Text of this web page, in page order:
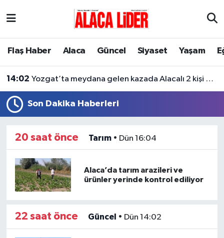
Flaş Haber Alaca Güncel Siyaset Yaşam
14:02 Yozgat’ta meydana gelen kazada Alacalı 2 kişi hayatını kaybetti
Son Dakika Haberleri
20 saat önce Tarım• Dün 16:04
Alaca’da tarım arazileri ve
ürünler yerinde kontrol ediliyor
22 saat önce Güncel • Dün 14:02
Çorum Nöbetçi Eczaneler
Süper Lig Puan Durumu ve Fikstür
Tüm Manşetler
Son Dakika Haberleri
Haber Arşivi